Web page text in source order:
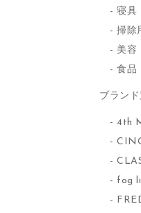
寝具
掃除
美容
食品
ブランド
4th
fog